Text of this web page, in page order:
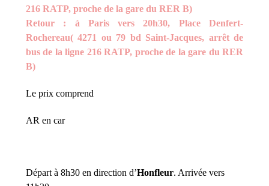
216 RATP, proche de la gare du RER B)
Retour : à Paris vers 20h30, Place Denfert-
Rochereau( 4271 ou 79 bd Saint-Jacques, arrêt de
bus de la ligne 216 RATP, proche de la gare du RER
B)
Le prix comprend
AR en car
Départ à 8h30 en direction d’Honfleur. Arrivée vers